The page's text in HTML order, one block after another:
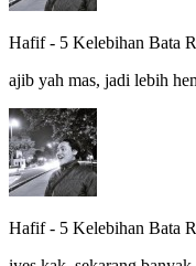
Hafif- 5 Kelebihan Bata
ajib yah mas, jadi lebih
Hafif- 5 Kelebihan Bata